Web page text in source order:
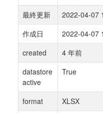
最終更新
2022-04-07
作成日
2022-04-07
created
4 年前
datastore
active
True
format
XLSX